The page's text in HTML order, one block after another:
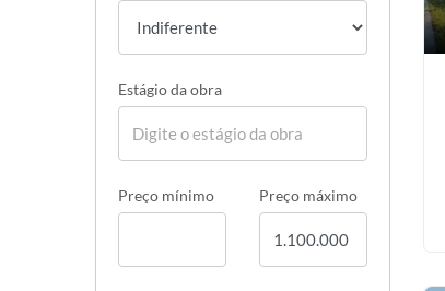
Estágio da obra
Preço mínimo Preço máximo